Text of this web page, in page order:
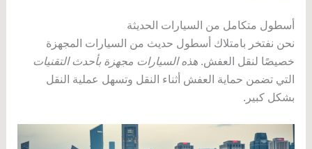
أسطول متكامل من السيارات الحديثة
نحن نفتخر بامتلاك أسطول حديث من السيارات المجهزة
خصيصًا لنقل العفش. هذه السيارات مجهزة بأحدث التقنيات
التي تضمن حماية العفش أثناء النقل وتسهل عملية النقل
بشكل كبير.